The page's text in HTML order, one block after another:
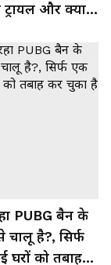
ट्रायल और क्या
PUBG बैन के
चालू है?, सिर्फ
घरों को तबाह